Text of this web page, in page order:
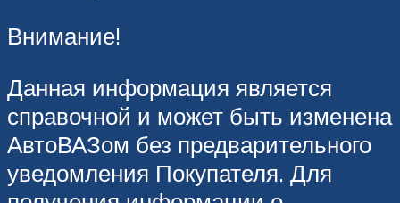
Внимание!
Данная информация является
справочной и может быть изменена
АвтоВАЗом без предварительного
уведомления Покупателя. Для